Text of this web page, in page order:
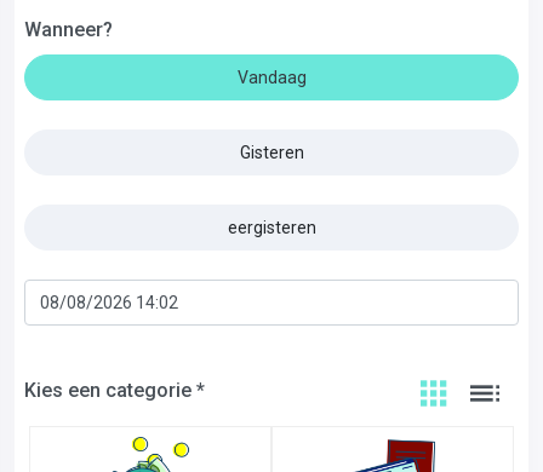
Wanneer?
Vandaag
Gisteren
eergisteren
Kies een categorie *